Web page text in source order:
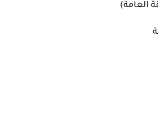
الطبقة العامة)